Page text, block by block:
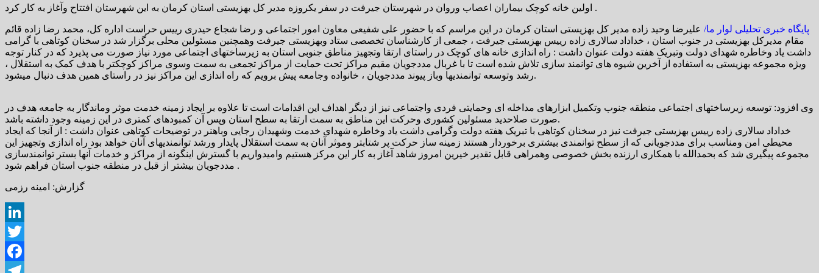
اولین خانه کوچک بیماران اعصاب وروان در شهرستان جیرفت در سفر یکروزه مدیر کل بهزیستی استان کرمان به این شهرستان افتتاح وآغاز به کار کرد .
پایگاه خبری تحلیلی لوار ما/ علیرضا وحید زاده مدیر کل بهزیستی استان کرمان در این مراسم که با حضور علی شفیعی معاون امور اجتماعی و رضا شجاع حیدری رییس حراست اداره کل، محمد رضا زاده قائم
مقام مدیرکل بهزیستی در جنوب استان ، خداداد سالاری زاده رییس بهزیستی جیرفت ، جمعی از کارشناسان تخصصی ستاد وبهزیستی جیرفت وهمچنین مسئولین محلی برگزار شد در سخنان کوتاهی با گرامی
داشت یاد وخاطره شهدای دولت وتبریک هفته دولت عنوان داشت : راه اندازی خانه های کوچک در راستای ارتقا وتجهیز مناطق جنوبی استان به زیرساختهای اجتماعی مورد نیاز صورت می پذیرد که در کنار توجه
ویژه مجموعه بهزیستی به استفاده از آخرین شیوه های توانمند سازی تلاش شده است تا با غربال مددجویان مقیم مراکز تحت حمایت از مراکز تجمعی به سمت وسوی مراکز کوچکتر با هدف کمک به استقلال ،
رشد وتوسعه توانمندیها وباز پیوند مددجویان ، خانواده وجامعه پیش برویم که راه اندازی این مراکز نیز در راستای همین هدف دنبال میشود.
وی افزود: توسعه زیرساختهای اجتماعی منطقه جنوب وتکمیل ابزارهای مداخله ای وحمایتی فردی واجتماعی نیز از دیگر اهداف این اقدامات است تا علاوه بر ایجاد زمینه خدمت موثر وماندگار به جامعه هدف در
صورت صلاحدید مسئولین کشوری وحرکت این مناطق به سمت ارتقا به سطح استان وپس آن کمبودهای کمتری در این زمینه وجود داشته باشد.
خداداد سالاری زاده رییس بهزیستی جیرفت نیز در سخنان کوتاهی با تبریک هفته دولت وگرامی داشت یاد وخاطره شهدای خدمت وشهیدان رجایی وباهنر در توضیحات کوتاهی عنوان داشت : از آنجا که ایجاد
محیطی امن ومناسب برای مددجویانی که از سطح توانمندی بیشتری برخوردار هستند زمینه ساز حرکت پر شتابتر وموثر آنان به سمت استقلال پایدار ورشد توانمندیهای آنان خواهد بود راه اندازی وتجهیز این
مجموعه پیگیری شد که بحمدالله با همکاری ارزنده بخش خصوصی وهمراهی قابل تقدیر خیرین امروز شاهد آغاز به کار این مرکز هستیم وامیدواریم با گسترش اینگونه از مراکز و خدمات آنها بستر توانمندسازی
مددجویان بیشتر از قبل در منطقه جنوب استان فراهم شود .
گزارش: امینه رزمی
LinkedIn
Twitter
Facebook